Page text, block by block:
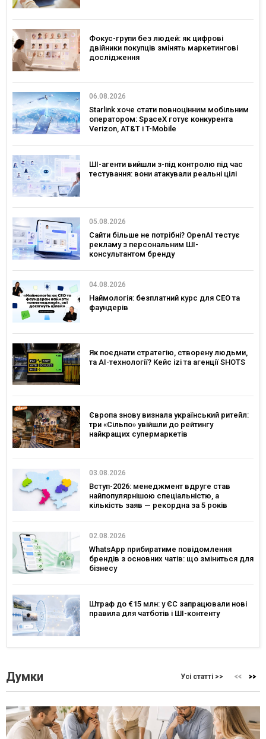
Фокус-групи без людей: як цифрові
двійники покупців змінять маркетингові
дослідження
06.08.2026
Starlink хоче стати повноцінним мобільним
оператором: SpaceX готує конкурента
Verizon, AT&T і T-Mobile
ШІ-агенти вийшли з-під контролю під час
тестування: вони атакували реальні цілі
05.08.2026
Сайти більше не потрібні? OpenAI тестує
рекламу з персональним ШІ-
консультантом бренду
04.08.2026
Наймологія: безплатний курс для CEO та
фаундерів
Як поєднати стратегію, створену людьми,
та AI-технології? Кейс izi та агенції SHOTS
Європа знову визнала український ритейл:
три «Сільпо» увійшли до рейтингу
найкращих супермаркетів
03.08.2026
Вступ-2026: менеджмент вдруге став
найпопулярнішою спеціальністю, а
кількість заяв — рекордна за 5 років
02.08.2026
WhatsApp прибиратиме повідомлення
брендів з основних чатів: що зміниться для
бізнесу
Штраф до €15 млн: у ЄС запрацювали нові
правила для чатботів і ШІ-контенту
Думки Усі статті >>